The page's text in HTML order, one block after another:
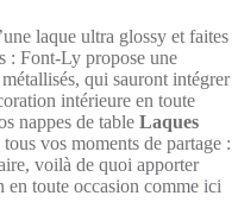
laque ultra glossy et faites
: Font-Ly propose une
qui sauront intégrer
intérieure en toute
nappes de table Laques
vos moments de partage :
voilà de quoi apporter
en toute occasion comme ici